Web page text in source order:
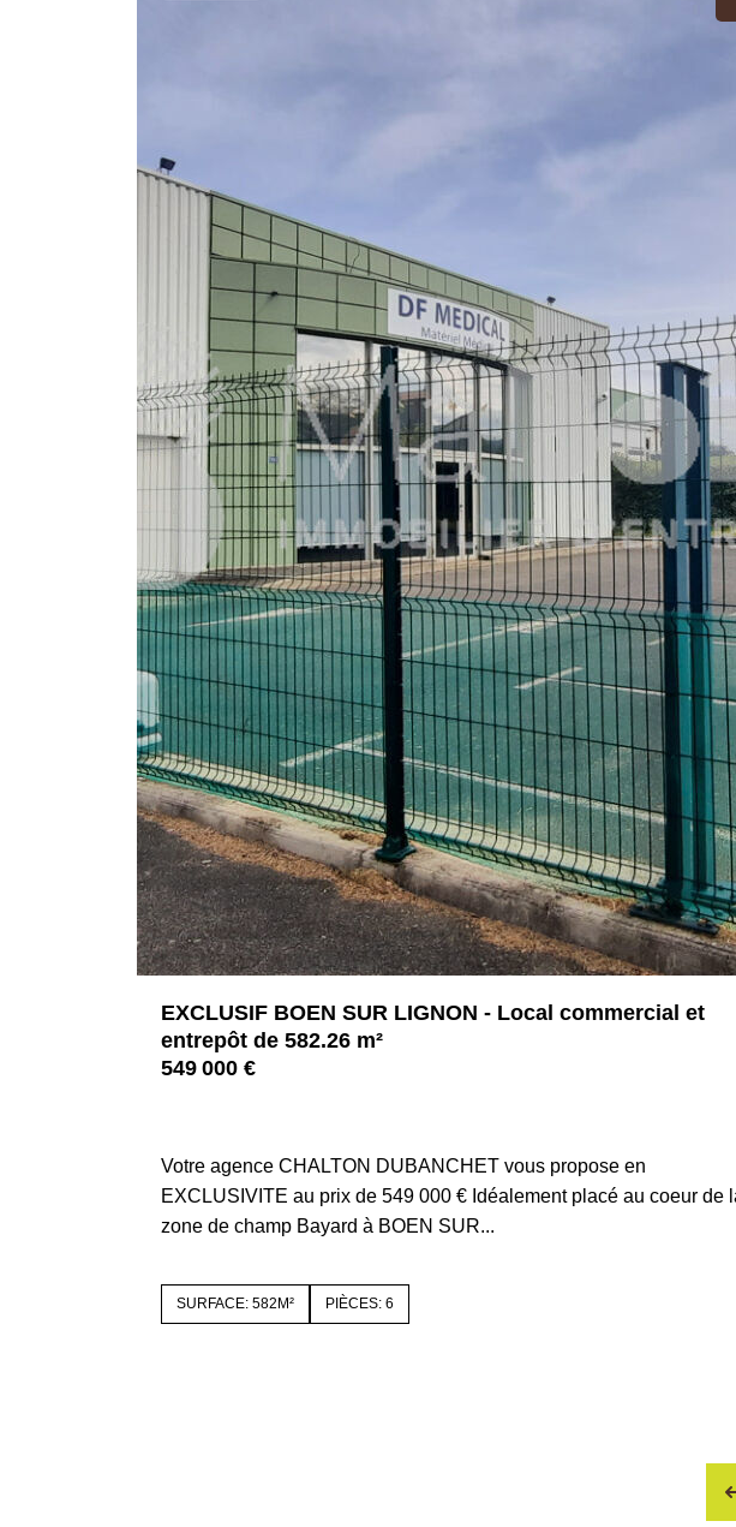
EXCLUSIF BOEN SUR LIGNON - Local commercial et
entrepôt de 582.26 m²
549 000 €
Votre agence CHALTON DUBANCHET vous propose en
EXCLUSIVITE au prix de 549 000 € Idéalement placé au coeur de
zone de champ Bayard à BOEN SUR...
SURFACE: 582M² PIÈCES: 6